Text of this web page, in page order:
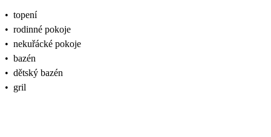
• topení
• rodinné pokoje
• nekuřácké pokoje
• bazén
• dětský bazén
• gril